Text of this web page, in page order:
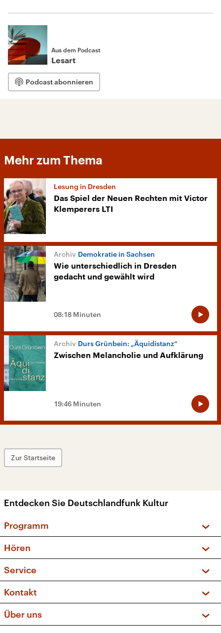
Aus dem Podcast
Lesart
Podcast abonnieren
Mehr zum Thema
Lesung in Dresden
Das Spiel der Neuen Rechten mit Victor
Klemperers LTI
Demokratie in Sachsen
Wie unterschiedlich in Dresden
gedacht und gewählt wird
08:18 Minuten
Durs Grünbein: „Äquidistanz“
Zwischen Melancholie und Aufklärung
19:46 Minuten
Zur Startseite
Entdecken Sie Deutschlandfunk Kultur
Programm
Sendungen und Podcasts
Musikliste
Kakadu – Das Kinderprogramm
Hören
Frequenzen (UKW + DAB+)
Service
FAQ
Apps
Newsletter
Kontakt
Social Media
Über uns